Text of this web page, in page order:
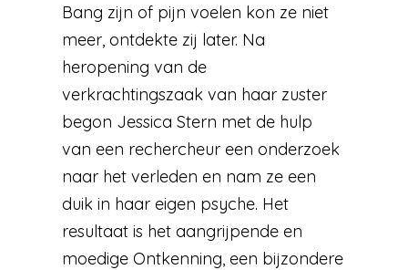
Bang zijn of pijn voelen kon ze niet
meer, ontdekte zij later. Na
heropening van de
verkrachtingszaak van haar zuster
begon Jessica Stern met de hulp
van een rechercheur een onderzoek
naar het verleden en nam ze een
duik in haar eigen psyche. Het
resultaat is het aangrijpende en
moedige Ontkenning, een bijzondere